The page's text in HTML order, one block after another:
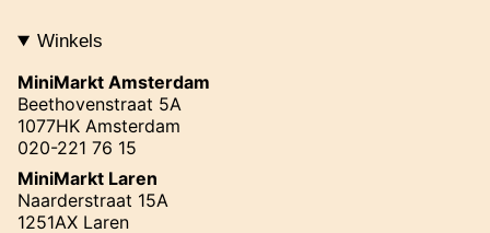
Winkels
MiniMarkt Amsterdam
Beethovenstraat 5A
1077HK Amsterdam
020-221 76 15
MiniMarkt Laren
Naarderstraat 15A
1251AX Laren